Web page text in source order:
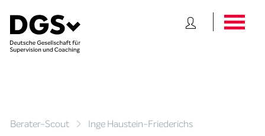
Berater-Scout Inge Haustein-Friederichs